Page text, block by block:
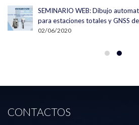
SEMINARIO WEB: Dibujo
para estaciones totales y GNSS
02/06/2020
CONTACTOS